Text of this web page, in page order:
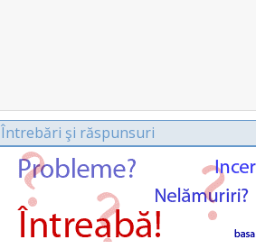
Întrebări şi răspunsuri